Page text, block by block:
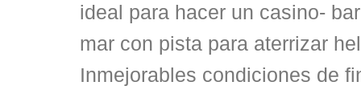
ideal para hacer un casino-
mar con pista para aterrizar
Inmejorables condiciones de